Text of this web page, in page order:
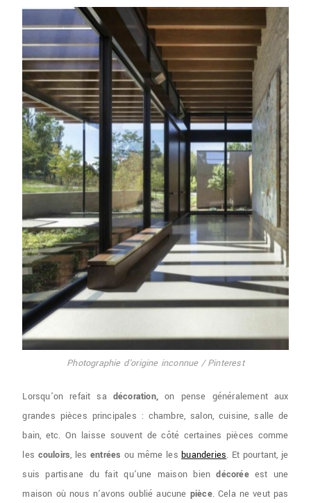
Photographie d'origine inconnue / Pinterest
Lorsqu’on refait sa décoration, on pense généralement aux
grandes pièces principales : chambre, salon, cuisine, salle de
bain, etc. On laisse souvent de côté certaines pièces comme
les couloirs, les entrées ou même lesbuanderies. Et pourtant, je
suis partisane du fait qu’une maison biendécoréeest une
maison où nous n’avons oublié aucune pièce. Cela ne veut pas